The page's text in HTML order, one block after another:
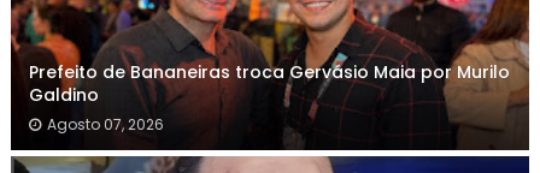
Prefeito de Bananeiras troca Gervásio Maia por Murilo
Galdino
Agosto 07, 2026